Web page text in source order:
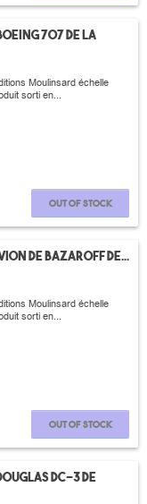
707 de la
Moulinsard échelle
sorti en...
Out of stock
de Bazaroff de...
Moulinsard échelle
sorti en...
Out of stock
DC-3 de